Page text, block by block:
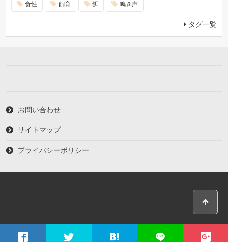
食性 飼育 餌 鳴き声
タグ一覧
お問い合わせ
サイトマップ
プライバシーポリシー